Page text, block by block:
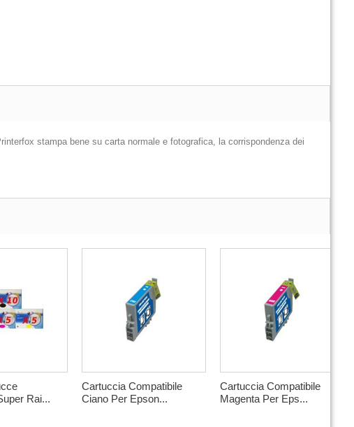
stampa bene su carta normale e fotografica, la corrispondenza dei
Rai...
Cartuccia Compatibile
Ciano Per Epson...
Cartuccia Compatibile
Magenta Per Eps...